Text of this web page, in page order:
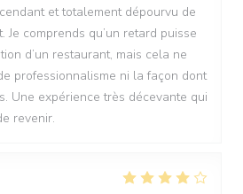
et totalement dépourvu de
Je comprends qu’un retard puisse
d’un restaurant, mais cela ne
professionnalisme ni la façon dont
Une expérience très décevante qui
revenir.